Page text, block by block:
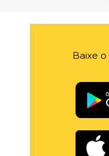
Baixe o